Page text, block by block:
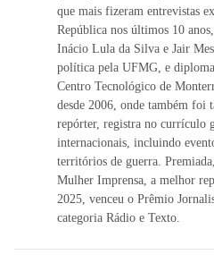
que mais fizeram entrevistas
República nos últimos 10
Inácio Lula da Silva e Jair
política pela UFMG, e
Centro Tecnológico de
desde 2006, onde também foi
repórter, registra no currículo
internacionais, incluindo
territórios de guerra.
Mulher Imprensa, a melhor
2025, venceu o Prêmio
categoria Rádio e Texto.